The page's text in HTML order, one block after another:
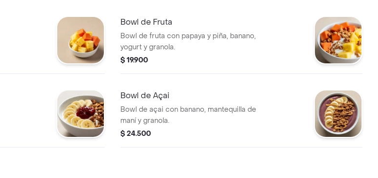
Bowl de Fruta
Bowl de fruta con papaya y piña, banano,
yogurt y granola.
$ 19.900
Bowl de Açai
Bowl de açai con banano, mantequilla de
maní y granola.
$ 24.500